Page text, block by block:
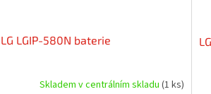
LG LGIP-580N baterie
Skladem v centrálním skladu (1 ks)